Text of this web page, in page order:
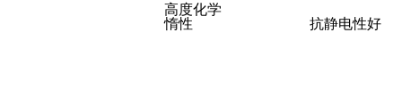
高度化学
惰性
抗静电性好